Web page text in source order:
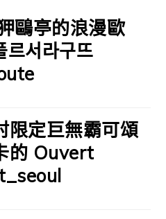
鷗亭的浪漫歐
서라구뜨
限定巨無霸可頌
的 Ouvert